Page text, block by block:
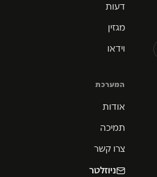
דעות
מגזין
וידאו
המערכת
אודות
תמיכה
צרו קשר
ניוזלטר